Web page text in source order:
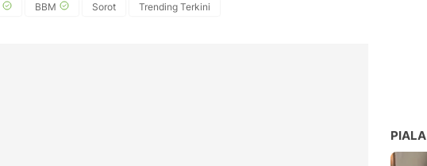
BBM Sorot Trending Terkini